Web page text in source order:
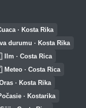
· Kosta Rika
durumu · Kosta Rika
Ilm · Costa Rica
Meteo · Costa Rica
· Kosta Rika
· Kostarika